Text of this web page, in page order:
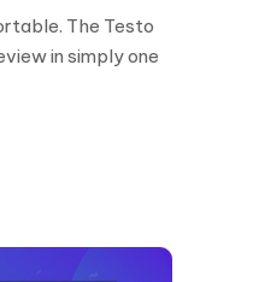
The Testo
in simply one